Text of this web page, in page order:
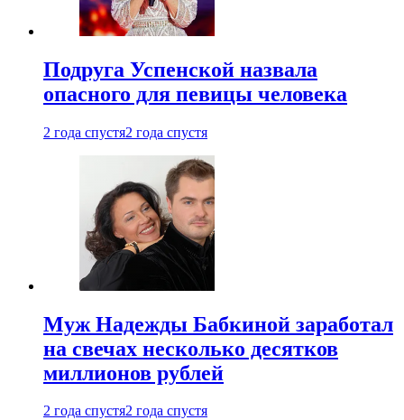
Подруга Успенской назвала
опасного для певицы человека
2 года спустя2 года спустя
Муж Надежды Бабкиной заработал
на свечах несколько десятков
миллионов рублей
2 года спустя2 года спустя